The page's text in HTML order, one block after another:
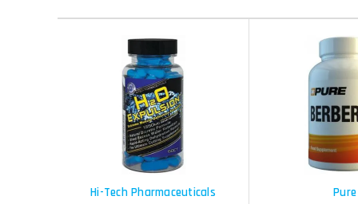
Hi-Tech Pharmaceuticals Pure